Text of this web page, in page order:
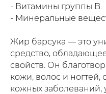
- Витамины группы B.
- Минеральные
Жир барсука — это
средство,
свойств. Он
кожи, волос и ногтей,
кожных заболеваний,